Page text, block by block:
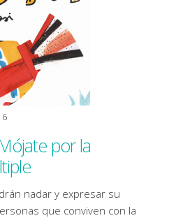
por la
nadar y expresar su
que conviven con la